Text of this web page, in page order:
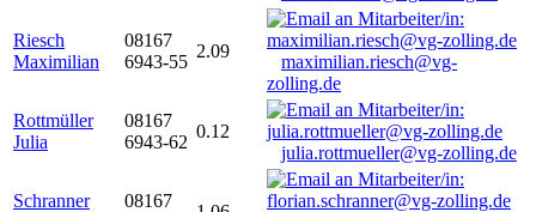
Riesch
Maximilian
08167
6943-55
2.09
maximilian.riesch@vg-
zolling.de
Rottmüller
Julia
08167
6943-62
0.12
julia.rottmueller@vg-zolling.de
Schranner
08167